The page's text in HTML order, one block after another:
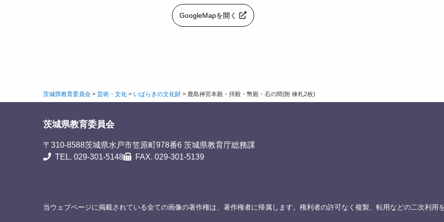
GoogleMapを開く
茨城県教育委員会 > 芸術・文化 > いばらきの文化財 > 鹿島神宮本殿・拝殿・幣殿・石の間(附 棟札2枚)
茨城県教育委員会
〒310-8588茨城県水戸市笠原町978番6 茨城県教育庁総務課
TEL. 029-301-5148
FAX. 029-301-5139
当ウェブページに掲載されている全ての画像の著作権は、著作権者に帰属します。権利者の許可なく複製、転用などの二次利用